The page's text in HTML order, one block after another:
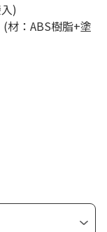
)
：ABS樹脂+塗